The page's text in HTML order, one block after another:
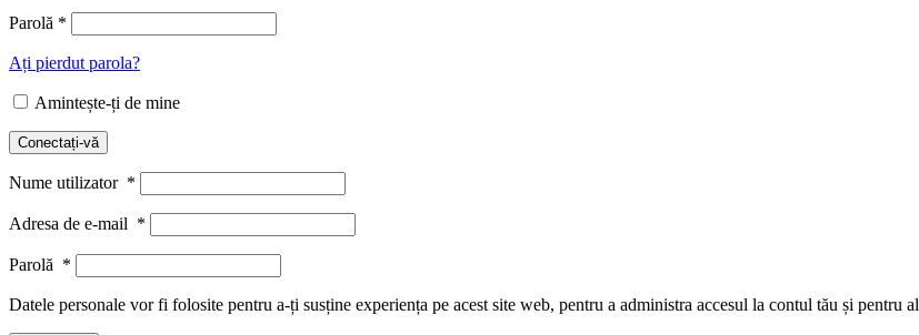
Parolă *
Ați pierdut parola?
Amintește-ți de mine
Conectați-vă
Nume utilizator *
Adresa de e-mail *
Parolă *
Datele personale vor fi folosite pentru a-ți susține experiența pe acest site web, pentru a administra accesul la contul tău și pentru